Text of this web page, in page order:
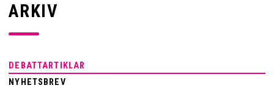
ARKIV
DEBATTARTIKLAR
NYHETSBREV